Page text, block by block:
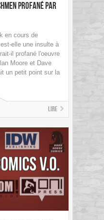
profané par
en cours de
elle une insulte à
il profané l'oeuvre
Moore et Dave
un petit point sur la
Lire